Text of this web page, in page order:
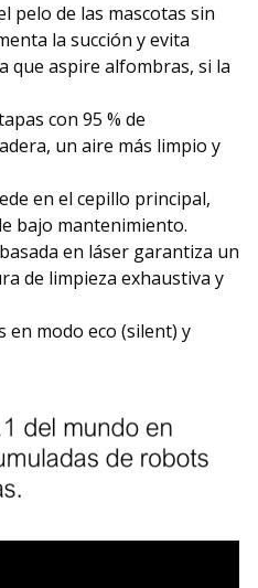
pelo de las mascotas sin
la succión y evita
que aspire alfombras, si la
con 95 % de
un aire más limpio y
en el cepillo principal,
bajo mantenimiento.
en láser garantiza un
de limpieza exhaustiva y
modo eco (silent) y